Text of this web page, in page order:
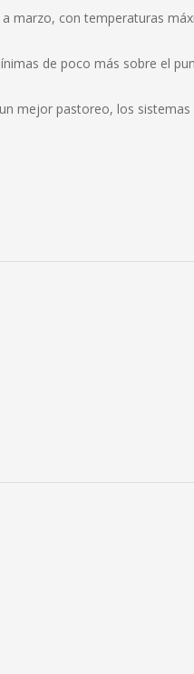
marzo, con temperaturas
de poco más sobre el
mejor pastoreo, los